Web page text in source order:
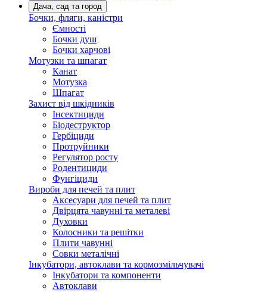
Дача, сад та город
Бочки, фляги, каністри
Ємності
Бочки душ
Бочки харчові
Мотузки та шпагат
Канат
Мотузка
Шпагат
Захист від шкідників
Інсектициди
Біодеструктор
Гербіциди
Протруйники
Регулятор росту
Родентициди
Фунгіциди
Вироби для печей та плит
Аксесуари для печей та плит
Двірцята чавунні та металеві
Духовки
Колосники та решітки
Плити чавунні
Совки металічні
Інкубатори, автоклави та кормозмільчувачі
Інкубатори та компоненти
Автоклави